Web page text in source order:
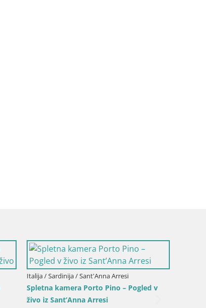
Italija / Sardinija / Sant'Anna Arresi
Spletna kamera Porto Pino – Pogled v
živo iz Sant’Anna Arresi